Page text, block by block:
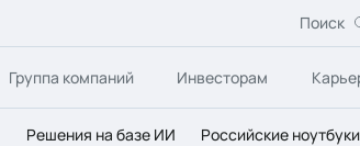
Поиск
Группа компаний Инвесторам
Решения на базе ИИ Российские